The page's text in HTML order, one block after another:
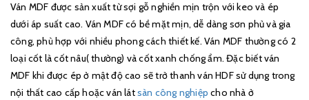
Ván MDF được sản xuất từ sợi gỗ nghiền mịn trộn với keo và ép
dưới áp suất cao. Ván MDF có bề mặt mịn, dễ dàng sơn phủ và gia
công, phù hợp với nhiều phong cách thiết kế. Ván MDF thường có 2
loại cốt là cốt nâu( thường) và cốt xanh chống ẩm. Đặc biết ván
MDF khi được ép ở mật độ cao sẽ trở thanh ván HDF sử dụng trong
nội thất cao cấp hoặc ván látsàn công nghiệp cho nhà ở